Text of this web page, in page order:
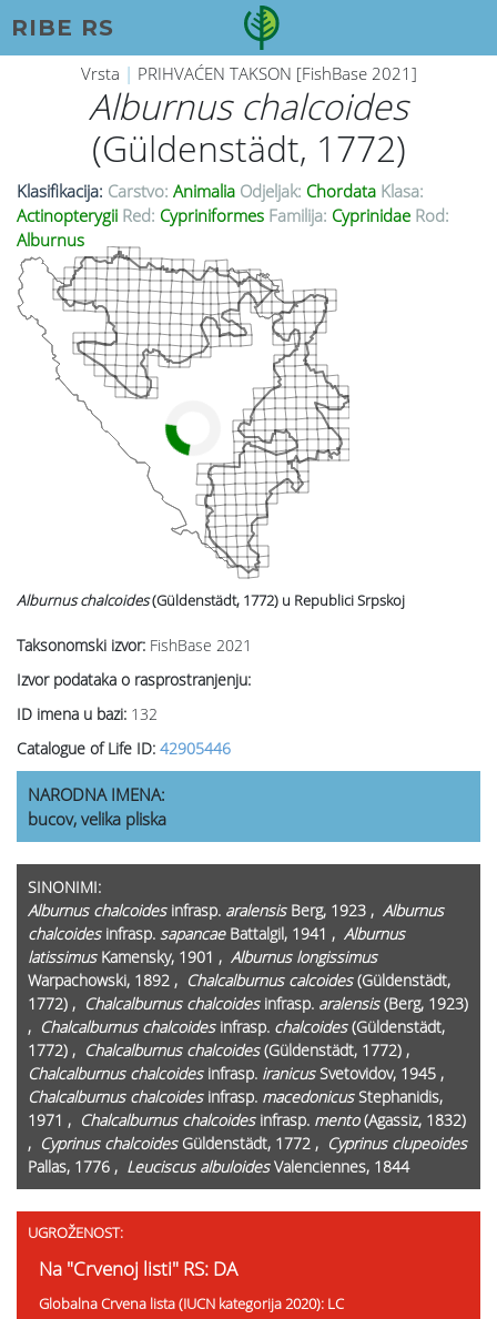
RIBE RS
Vrsta | PRIHVAĆEN TAKSON [FishBase 2021]
Alburnus chalcoides
(Güldenstädt, 1772)
Klasifikacija: Carstvo: Animalia Odjeljak: Chordata Klasa:
Actinopterygii Red: Cypriniformes Familija: Cyprinidae Rod:
Alburnus
Taksonomski izvor: FishBase 2021
Izvor podataka o rasprostranjenju:
ID imena u bazi: 132
Catalogue of Life ID: 42905446
Alburnus chalcoides(Güldenstädt, 1772) u Republici Srpskoj
NARODNA IMENA:
bucov, velika pliska
SINONIMI:
Alburnus chalcoides infrasp. aralensisBerg, 1923 , Alburnus
chalcoides infrasp. sapancaeBattalgil, 1941 , Alburnus
latissimus Kamensky, 1901 , Alburnus longissimus
Warpachowski, 1892 , Chalcalburnus calcoides(Güldenstädt,
1772) , Chalcalburnus chalcoides infrasp. aralensis(Berg, 1923)
, Chalcalburnus chalcoides infrasp. chalcoides(Güldenstädt,
1772) , Chalcalburnus chalcoides(Güldenstädt, 1772) ,
Chalcalburnus chalcoides infrasp. iranicusSvetovidov, 1945 ,
Chalcalburnus chalcoides infrasp. macedonicusStephanidis,
1971 , Chalcalburnus chalcoides infrasp. mento(Agassiz, 1832)
, Cyprinus chalcoides Güldenstädt, 1772 , Cyprinus clupeoides
Pallas, 1776 , Leuciscus albuloidesValenciennes, 1844
UGROŽENOST:
Na "Crvenoj listi" RS: DA
Globalna Crvena lista (IUCN kategorija 2020): LC